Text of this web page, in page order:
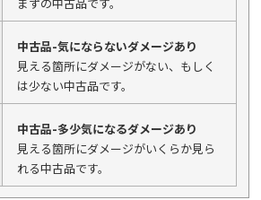
中古品-気にならないダメージあり
見える箇所にダメージがない、もしく
は少ない中古品です。
中古品-多少気になるダメージあり
見える箇所にダメージがいくらか見ら
れる中古品です。